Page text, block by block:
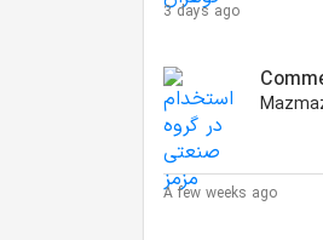
3 days ago
A few weeks ago